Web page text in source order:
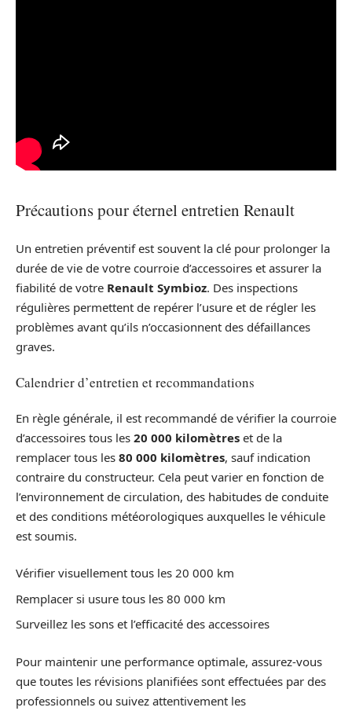
Précautions pour éternel entretien Renault
Un entretien préventif est souvent la clé pour prolonger la
durée de vie de votre courroie d’accessoires et assurer la
fiabilité de votre Renault Symbioz. Des inspections
régulières permettent de repérer l’usure et de régler les
problèmes avant qu’ils n’occasionnent des défaillances
graves.
Calendrier d’entretien et recommandations
En règle générale, il est recommandé de vérifier la courroie
d’accessoires tous les 20 000 kilomètres et de la
remplacer tous les 80 000 kilomètres, sauf indication
contraire du constructeur. Cela peut varier en fonction de
l’environnement de circulation, des habitudes de conduite
et des conditions météorologiques auxquelles le véhicule
est soumis.
Vérifier visuellement tous les 20 000 km
Remplacer si usure tous les 80 000 km
Surveillez les sons et l’efficacité des accessoires
Pour maintenir une performance optimale, assurez-vous
que toutes les révisions planifiées sont effectuées par des
professionnels ou suivez attentivement les